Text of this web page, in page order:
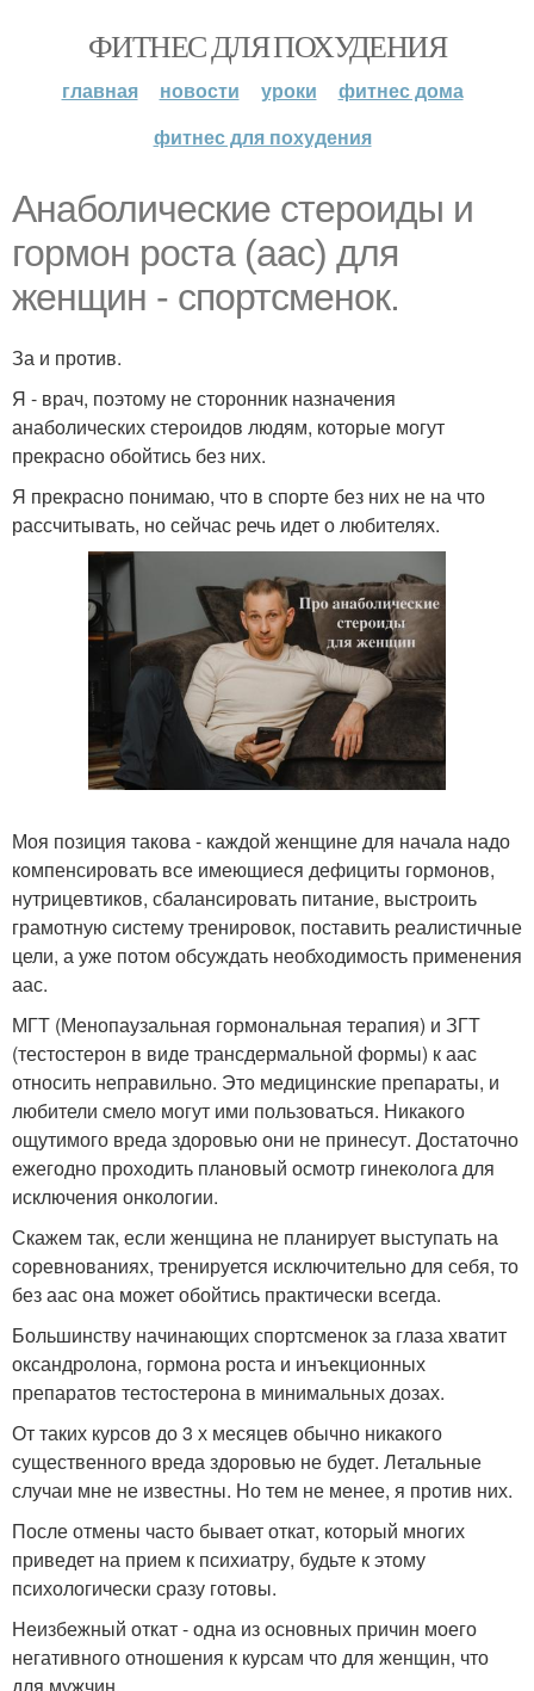
ФИТНЕС ДЛЯ ПОХУДЕНИЯ
главная новости уроки
фитнес дома
фитнес для похудения
Анаболические стероиды и
гормон роста (аас) для
женщин - спортсменок.
За и против.
Я - врач, поэтому не сторонник назначения
анаболических стероидов людям, которые могут
прекрасно обойтись без них.
Я прекрасно понимаю, что в спорте без них не на что
рассчитывать, но сейчас речь идет о любителях.
Моя позиция такова - каждой женщине для начала надо
компенсировать все имеющиеся дефициты гормонов,
нутрицевтиков, сбалансировать питание, выстроить
грамотную систему тренировок, поставить реалистичные
цели, а уже потом обсуждать необходимость применения
аас.
МГТ (Менопаузальная гормональная терапия) и ЗГТ
(тестостерон в виде трансдермальной формы) к аас
относить неправильно. Это медицинские препараты, и
любители смело могут ими пользоваться. Никакого
ощутимого вреда здоровью они не принесут. Достаточно
ежегодно проходить плановый осмотр гинеколога для
исключения онкологии.
Скажем так, если женщина не планирует выступать на
соревнованиях, тренируется исключительно для себя, то
без аас она может обойтись практически всегда.
Большинству начинающих спортсменок за глаза хватит
оксандролона, гормона роста и инъекционных
препаратов тестостерона в минимальных дозах.
От таких курсов до 3 х месяцев обычно никакого
существенного вреда здоровью не будет. Летальные
случаи мне не известны. Но тем не менее, я против них.
После отмены часто бывает откат, который многих
приведет на прием к психиатру, будьте к этому
психологически сразу готовы.
Неизбежный откат - одна из основных причин моего
негативного отношения к курсам что для женщин, что